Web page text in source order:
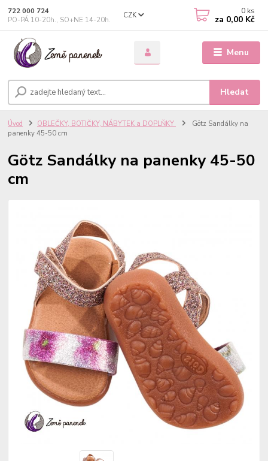
Menu
CZK
Hledat
722 000 724
PO-PÁ 10-20h., SO+NE 14-20h.
0 ks
za 0,00 Kč
Úvod OBLEČKY, BOTIČKY, NÁBYTEK a DOPLŇKY
Götz Sandálky na
panenky 45-50 cm
Götz Sandálky na panenky 45-50
cm